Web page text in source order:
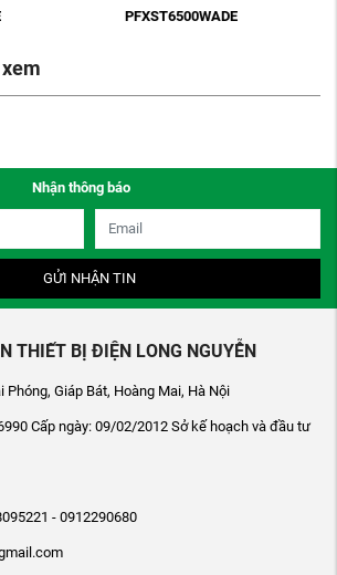
Pro EX
WXGA 24VDC GP-Pro EX
PFXST6600WADE
Nhận thông báo
GỬI NHẬN TIN
THIẾT BỊ ĐIỆN LONG NGUYỄN
Phóng, Giáp Bát, Hoàng Mai, Hà Nội
Cấp ngày: 09/02/2012 Sở kế hoạch và đầu tư
- 0912290680